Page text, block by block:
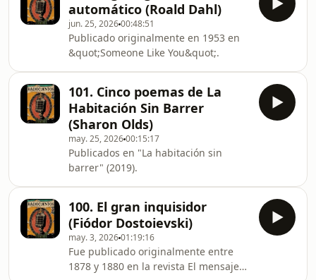
automático (Roald Dahl)
jun. 25, 202600:48:51
Publicado originalmente en 1953 en
&quot;Someone Like You&quot;.
101. Cinco poemas de La
Habitación Sin Barrer
(Sharon Olds)
may. 25, 202600:15:17
Publicados en "La habitación sin
barrer" (2019).
100. El gran inquisidor
(Fiódor Dostoievski)
may. 3, 202601:19:16
Fue publicado originalmente entre
1878 y 1880 en la revista El mensajero